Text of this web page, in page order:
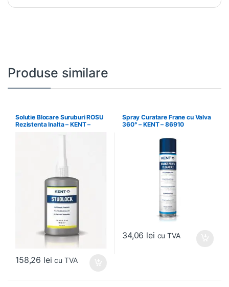
Produse similare
Solutie Blocare Suruburi ROSU
Rezistenta Inalta – KENT –
158,26 lei cu TVA
Spray Curatare Frane cu Valva
360° – KENT – 86910
34,06 lei cu TVA